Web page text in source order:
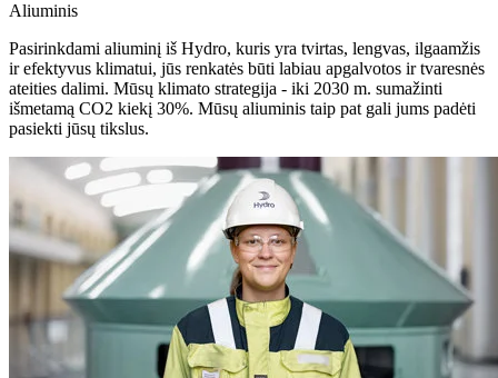
Aliuminis
Pasirinkdami aliuminį iš Hydro, kuris yra tvirtas, lengvas, ilgaamžis
ir efektyvus klimatui, jūs renkatės būti labiau apgalvotos ir tvaresnės
ateities dalimi. Mūsų klimato strategija - iki 2030 m. sumažinti
išmetamą CO2 kiekį 30%. Mūsų aliuminis taip pat gali jums padėti
pasiekti jūsų tikslus.